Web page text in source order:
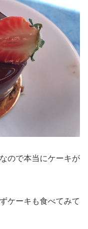
ので本当にケーキが
ケーキも食べてみて